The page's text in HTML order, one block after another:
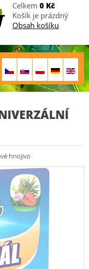
Celkem 0 Kč
Košík je prázdný
Obsah košíku
hnojivo